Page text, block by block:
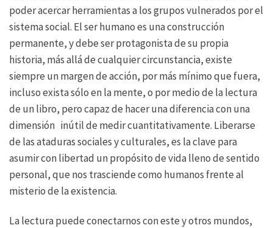
poder acercar herramientas a los grupos vulnerados por el
sistema social. El ser humano es una construcción
permanente, y debe ser protagonista de su propia
historia, más allá de cualquier circunstancia, existe
siempre un margen de acción, por más mínimo que fuera,
incluso exista sólo en la mente, o por medio de la lectura
de un libro, pero capaz de hacer una diferencia con una
dimensión inútil de medir cuantitativamente. Liberarse
de las ataduras sociales y culturales, es la clave para
asumir con libertad un propósito de vida lleno de sentido
personal, que nos trasciende como humanos frente al
misterio de la existencia.
La lectura puede conectarnos con este y otros mundos,